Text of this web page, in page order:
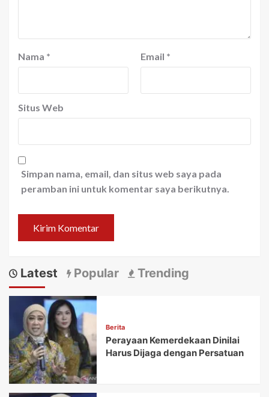
Nama * Email *
Situs Web
Simpan nama, email, dan situs web saya pada
peramban ini untuk komentar saya berikutnya.
Latest Popular Trending
Berita
Perayaan Kemerdekaan Dinilai
Harus Dijaga dengan Persatuan